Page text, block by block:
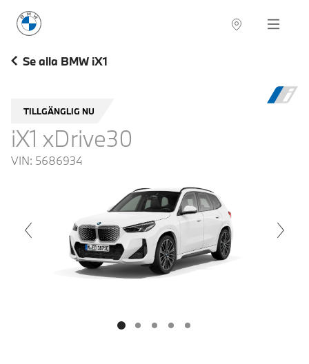
BMW Sverige Navigation
Se alla BMW iX1
TILLGÄNGLIG NU
iX1 xDrive30
VIN: 5686934